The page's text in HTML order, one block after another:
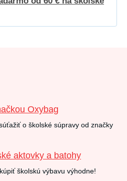
Oxybag
o školské súpravy od značky
aktovky a batohy
školskú výbavu výhodne!